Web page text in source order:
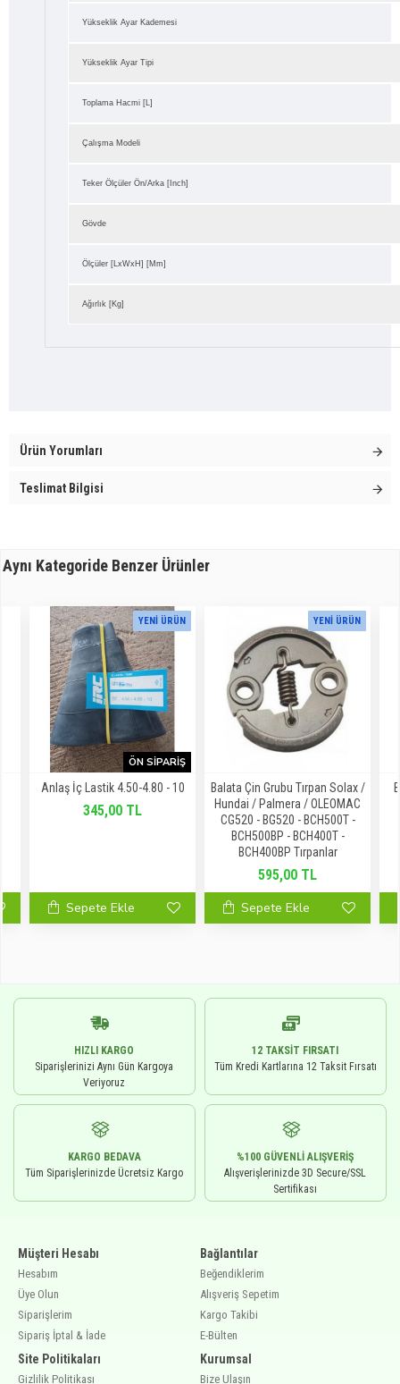
Yükseklik Ayar Kademesi
Yükseklik Ayar Tipi
Toplama Hacmi [L]
Çalışma Modeli
Teker Ölçüler Ön/Arka [inch]
Gövde
Ölçüler [LxWxH] [mm]
Ağırlık [kg]
Ürün Yorumları
Teslimat Bilgisi
Aynı Kategoride Benzer Ürünler
YENI ÜRÜN
ÖN SIPARIŞ
Anlaş İç Lastik 4.50-4.80 - 10
345,00 TL
Sepete Ekle
YENI ÜRÜN
Balata Çin Grubu Tırpan Solax /
Hundai / Palmera / OLEOMAC
CG520 - BG520 - BCH500T -
BCH500BP - BCH400T -
BCH400BP Tırpanlar
595,00 TL
Sepete Ekle
HIZLI KARGO
Siparişlerinizi Aynı Gün Kargoya
Veriyoruz
12 TAKSIT FIRSATI
Tüm Kredi Kartlarına 12 Taksit Fırsatı
KARGO BEDAVA
Tüm Siparişlerinizde Ücretsiz Kargo
%100 GÜVENLI ALIŞVERIŞ
Alışverişlerinizde 3D Secure/SSL
Sertifikası
Müşteri Hesabı
Hesabım
Üye Olun
Siparişlerim
Sipariş İptal & İade
Site Politikaları
Gizlilik Politikası
Bağlantılar
Beğendiklerim
Alışveriş Sepetim
Kargo Takibi
E-Bülten
Kurumsal
Bize Ulaşın